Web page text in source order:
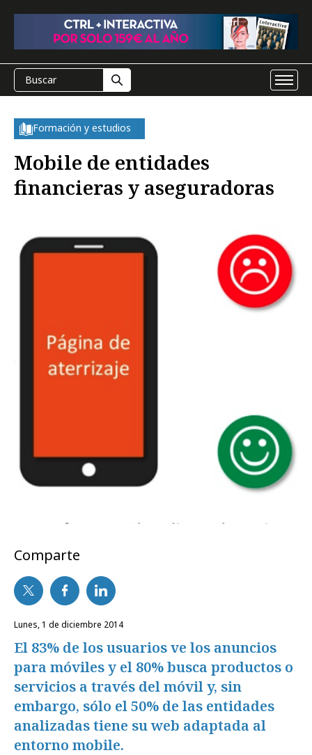
Formación y estudios
Mobile de entidades
financieras y aseguradoras
Comparte
lunes, 1 de diciembre 2014
El 83% de los usuarios ve los anuncios
para móviles y el 80% busca productos o
servicios a través del móvil y, sin
embargo, sólo el 50% de las entidades
analizadas tiene su web adaptada al
entorno mobile.